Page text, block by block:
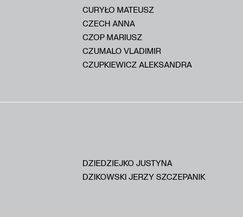
CURYŁO MATEUSZ
CZECH ANNA
CZOP MARIUSZ
CZUMALO VLADIMIR
CZUPKIEWICZ ALEKSANDRA
DZIEDZIEJKO JUSTYNA
DZIKOWSKI JERZY SZCZEPANIK